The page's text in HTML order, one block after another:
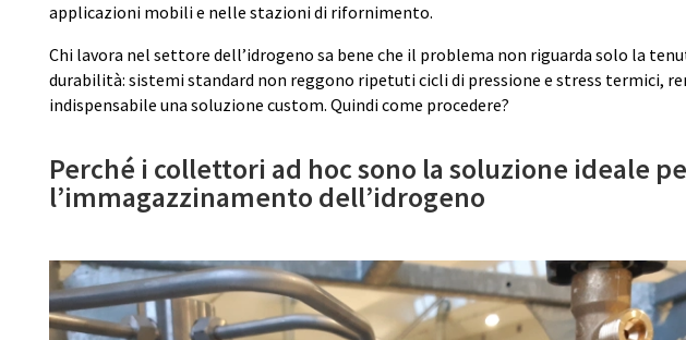
applicazioni mobili e nelle stazioni di rifornimento.
Chi lavora nel settore dell’idrogeno sa bene che il problema non riguarda solo la
durabilità: sistemi standard non reggono ripetuti cicli di pressione e stress termici,
indispensabile una soluzione custom. Quindi come procedere?
Perché i collettori ad hoc sono la soluzione ideale
l’immagazzinamento dell’idrogeno